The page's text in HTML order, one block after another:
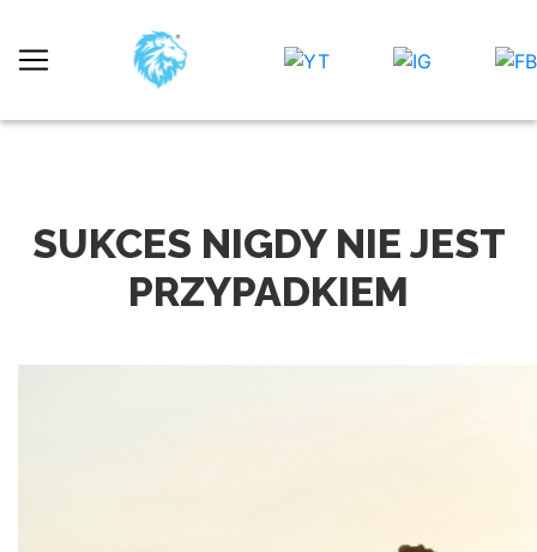
SUKCES NIGDY NIE JEST
PRZYPADKIEM